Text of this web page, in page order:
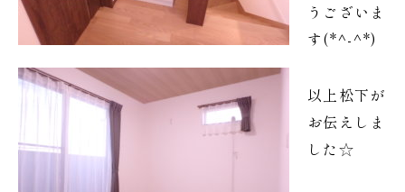
うございま
す(*^-^*)
以上松下が
お伝えしま
した☆